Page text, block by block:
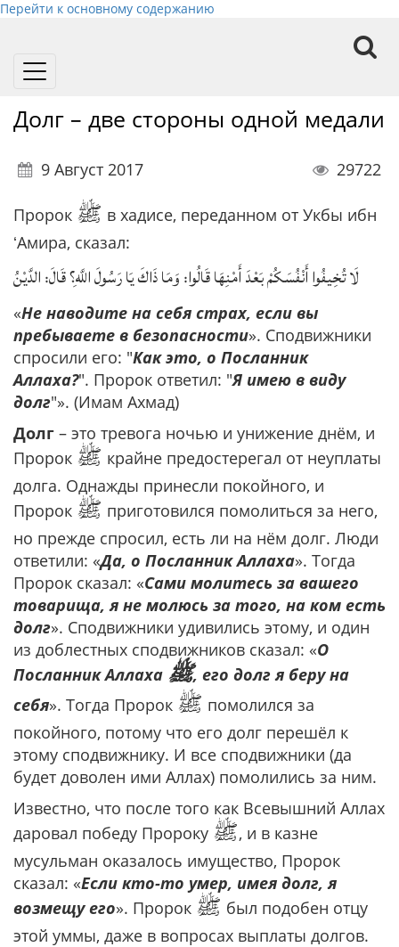
Перейти к основному содержанию
Toggle
Долг – две стороны одной медали
9 Август 2017 29722
Пророк ﷺ в хадисе, переданном от Укбы ибн
ʻАмира, сказал:
لَا تُخِيفُوا أَنْفُسَكُمْ بَعْدَ أَمْنِهَا قَالُوا: وَمَا ذَاكَ يَا رَسُولَ اللَّهِ؟ قَالَ: الدَّيْنُ
«Не наводите на себя страх, если вы
пребываете в безопасности». Сподвижники
спросили его: "Как это, о Посланник
Аллаха?". Пророк ответил: "Я имею в виду
долг"». (Имам Ахмад)
Долг – это тревога ночью и унижение днём, и
Пророк ﷺ крайне предостерегал от неуплаты
долга. Однажды принесли покойного, и
Пророк ﷺ приготовился помолиться за него,
но прежде спросил, есть ли на нём долг. Люди
ответили: «Да, о Посланник Аллаха». Тогда
Пророк сказал: «Сами молитесь за вашего
товарища, я не молюсь за того, на ком есть
долг». Сподвижники удивились этому, и один
из доблестных сподвижников сказал: «О
Посланник Аллаха ﷺ, его долг я беру на
себя». Тогда Пророк ﷺ помолился за
покойного, потому что его долг перешёл к
этому сподвижнику. И все сподвижники (да
будет доволен ими Аллах) помолились за ним.
Известно, что после того как Всевышний Аллах
даровал победу Пророку ﷺ, и в казне
мусульман оказалось имущество, Пророк
сказал: «Если кто-то умер, имея долг, я
возмещу его». Пророк ﷺ был подобен отцу
этой уммы, даже в вопросах выплаты долгов.